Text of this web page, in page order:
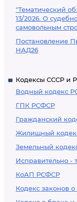
"Тематический
13/2026. О
самовольным
Постановление
НАД26
Кодексы СССР и
Водный кодекс
ГПК РСФСР
Гражданский
Жилищный
Земельный
Исправительно -
КоАП РСФСР
Кодекс законов о